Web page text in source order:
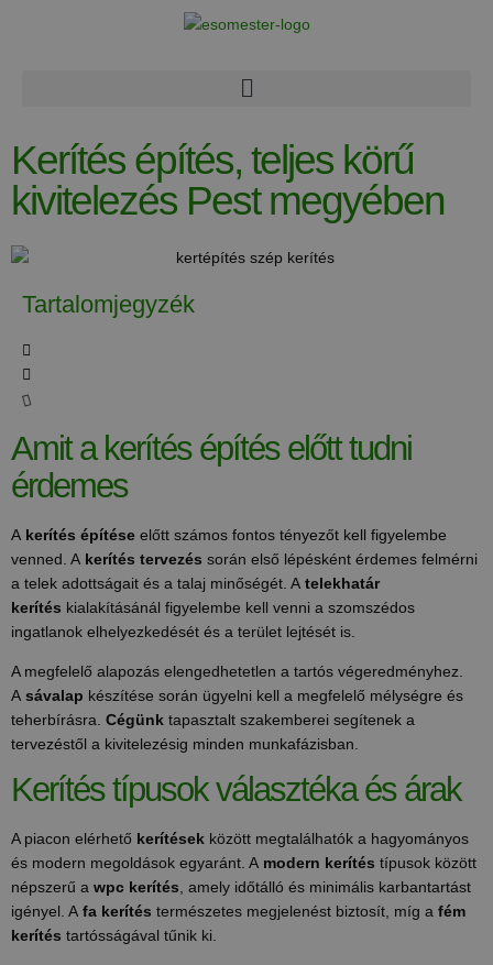
Kerítés építés, teljes körű
kivitelezés Pest megyében
Tartalomjegyzék
Amit a kerítés építés előtt tudni
érdemes
A kerítés építése előtt számos fontos tényezőt kell figyelembe
venned. A kerítés tervezés során első lépésként érdemes felmérni
a telek adottságait és a talaj minőségét. A telekhatár
kerítés kialakításánál figyelembe kell venni a szomszédos
ingatlanok elhelyezkedését és a terület lejtését is.
A megfelelő alapozás elengedhetetlen a tartós végeredményhez.
A sávalap készítése során ügyelni kell a megfelelő mélységre és
teherbírásra. Cégünk tapasztalt szakemberei segítenek a
tervezéstől a kivitelezésig minden munkafázisban.
Kerítés típusok választéka és árak
A piacon elérhető kerítések között megtalálhatók a hagyományos
és modern megoldások egyaránt. A modern kerítés típusok között
népszerű a wpc kerítés, amely időtálló és minimális karbantartást
igényel. A fa kerítés természetes megjelenést biztosít, míg a fém
kerítés tartósságával tűnik ki.